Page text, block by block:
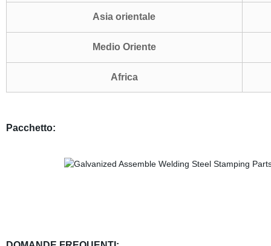
Asia orientale
Medio Oriente
Africa
Pacchetto: